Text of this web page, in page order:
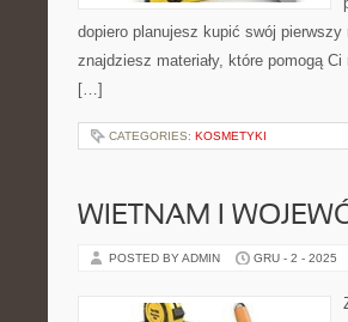
dopiero planujesz kupić swój
znajdziesz materiały, które pomogą
[…]
CATEGORIES: KOSMETYKI
WIETNAM I
POSTED BY ADMIN GRU - 2 - 2025